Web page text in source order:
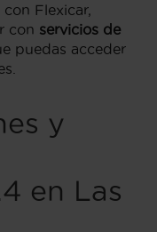
Flexicar,
con servicios de
puedas acceder
y
en Las